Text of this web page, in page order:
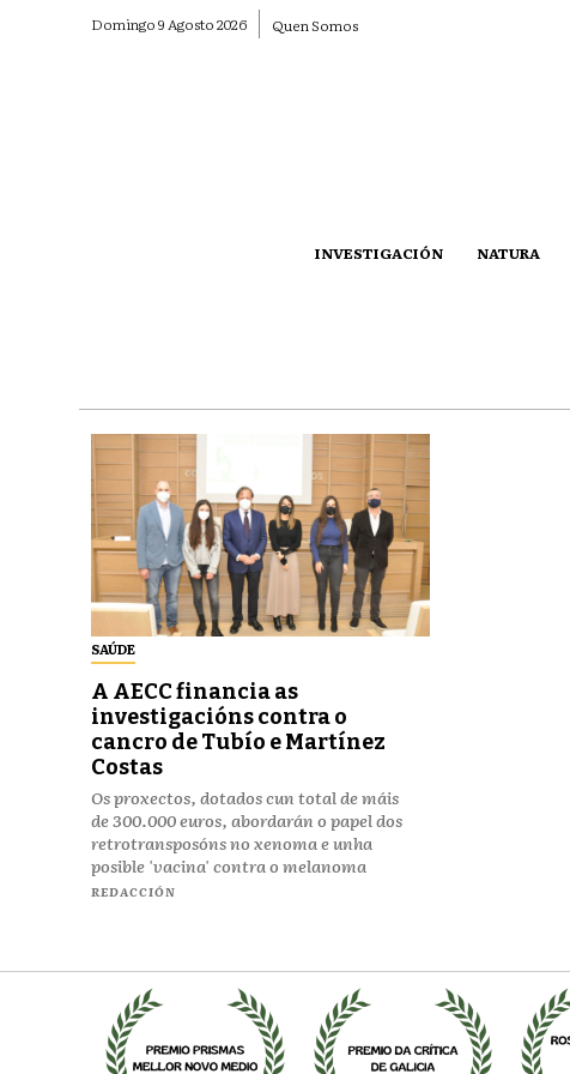
Domingo 9 Agosto 2026 Quen Somos
INVESTIGACIÓN NATURA
SAÚDE
A AECC financia as
investigacións contra o
cancro de Tubío e Martínez
Costas
Os proxectos, dotados cun total de máis
de 300.000 euros, abordarán o papel dos
retrotransposóns no xenoma e unha
posible 'vacina' contra o melanoma
REDACCIÓN